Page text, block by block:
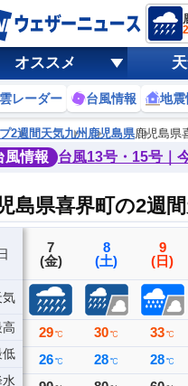
オススメ
レーダー 台風情報 地震
2週間天気九州 鹿児島県鹿児島県
風情報 台風13号・15号｜
島県喜界町の2週
気
低
水
)
7
(金)
29 ℃
26 ℃
8
(土)
30 ℃
28 ℃
9
(日)
33 ℃
28 ℃